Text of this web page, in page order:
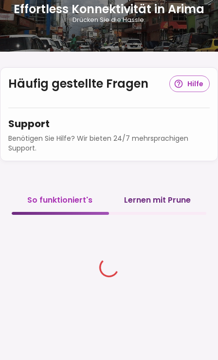
Effortless Konnektivität in Arima
Drücken Sie die Hassle.
Häufig gestellte Fragen Hilfe
Support
Benötigen Sie Hilfe? Wir bieten 24/7 mehrsprachigen
Support.
So funktioniert's Lernen mit Prune